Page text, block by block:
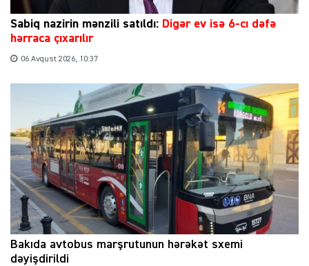
Sabiq nazirin mənzili satıldı: Digər ev isə 6-cı dəfə
hərraca çıxarılır
06 Avqust 2026, 10:37
Bakıda avtobus marşrutunun hərəkət sxemi
dəyişdirildi